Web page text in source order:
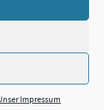
Impressum